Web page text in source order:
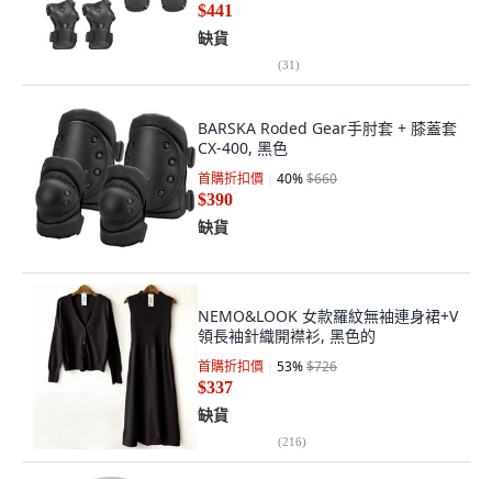
$441
缺貨
(31)
BARSKA Roded Gear手肘套 + 膝蓋套
CX-400, 黑色
首購折扣價 40%$660
$390
缺貨
NEMO&LOOK 女款羅紋無袖連身裙+V
領長袖針織開襟衫, 黑色的
首購折扣價 53%$726
$337
缺貨
(216)